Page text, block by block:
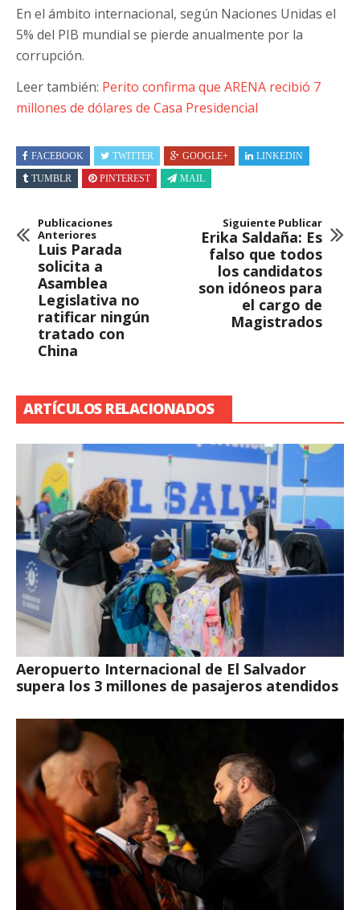
En el ámbito internacional, según Naciones Unidas el
5% del PIB mundial se pierde anualmente por la
corrupción.
Leer también: Perito confirma que ARENA recibió 7
millones de dólares de Casa Presidencial
FACEBOOK TWITTER GOOGLE+
LINKEDIN
TUMBLR
PINTEREST MAIL
Publicaciones
Anteriores
Luis Parada
solicita a
Asamblea
Legislativa no
ratificar ningún
tratado con
China
Siguiente Publicar
Erika Saldaña: Es
falso que todos
los candidatos
son idóneos para
el cargo de
Magistrados
ARTÍCULOS RELACIONADOS
Aeropuerto Internacional de El Salvador
supera los 3 millones de pasajeros atendidos